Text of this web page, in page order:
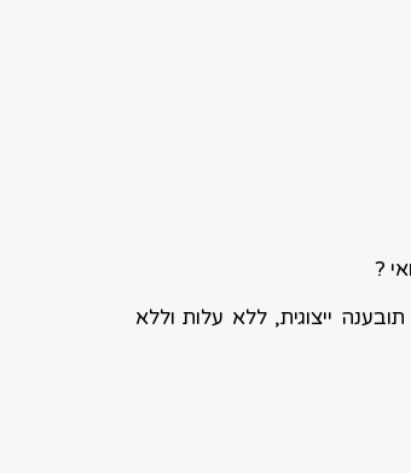
?
ייצוגית, ללא עלות וללא